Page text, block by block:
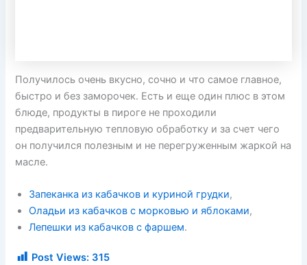
Получилось очень вкусно, сочно и что самое главное,
быстро и без заморочек. Есть и еще один плюс в этом
блюде, продукты в пироге не проходили
предварительную тепловую обработку и за счет чего
он получился полезным и не перегруженным жаркой на
масле.
Запеканка из кабачков и куриной грудки,
Оладьи из кабачков с морковью и яблоками,
Лепешки из кабачков с фаршем.
Post Views: 315